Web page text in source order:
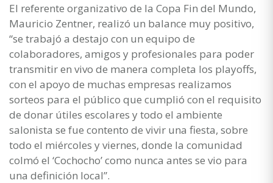
El referente organizativo de la Copa Fin del Mundo,
Mauricio Zentner, realizó un balance muy positivo,
“se trabajó a destajo con un equipo de
colaboradores, amigos y profesionales para poder
transmitir en vivo de manera completa los playoffs,
con el apoyo de muchas empresas realizamos
sorteos para el público que cumplió con el requisito
de donar útiles escolares y todo el ambiente
salonista se fue contento de vivir una fiesta, sobre
todo el miércoles y viernes, donde la comunidad
colmó el ‘Cochocho’ como nunca antes se vio para
una definición local”.